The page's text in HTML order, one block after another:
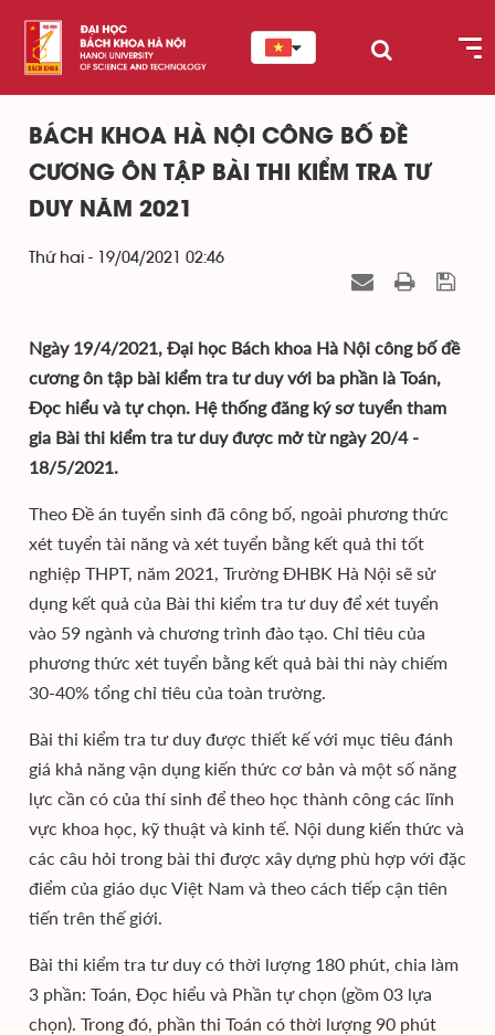
BÁCH KHOA HÀ NỘI CÔNG BỐ ĐỀ
CƯƠNG ÔN TẬP BÀI THI KIỂM TRA TƯ
DUY NĂM 2021
Thứ hai - 19/04/2021 02:46
Ngày 19/4/2021, Đại học Bách khoa Hà Nội công bố đề
cương ôn tập bài kiểm tra tư duy với ba phần là Toán,
Đọc hiểu và tự chọn. Hệ thống đăng ký sơ tuyển tham
gia Bài thi kiểm tra tư duy được mở từ ngày 20/4 -
18/5/2021.
Theo Đề án tuyển sinh đã công bố, ngoài phương thức
xét tuyển tài năng và xét tuyển bằng kết quả thi tốt
nghiệp THPT, năm 2021, Trường ĐHBK Hà Nội sẽ sử
dụng kết quả của Bài thi kiểm tra tư duy để xét tuyển
vào 59 ngành và chương trình đào tạo. Chỉ tiêu của
phương thức xét tuyển bằng kết quả bài thi này chiếm
30-40% tổng chỉ tiêu của toàn trường.
Bài thi kiểm tra tư duy được thiết kế với mục tiêu đánh
giá khả năng vận dụng kiến thức cơ bản và một số năng
lực cần có của thí sinh để theo học thành công các lĩnh
vực khoa học, kỹ thuật và kinh tế. Nội dung kiến thức và
các câu hỏi trong bài thi được xây dựng phù hợp với đặc
điểm của giáo dục Việt Nam và theo cách tiếp cận tiên
tiến trên thế giới.
Bài thi kiểm tra tư duy có thời lượng 180 phút, chia làm
3 phần: Toán, Đọc hiểu và Phần tự chọn (gồm 03 lựa
chọn). Trong đó, phần thi Toán có thời lượng 90 phút